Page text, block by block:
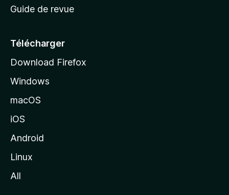
c
e
l
d
o
z
l
Guide de revue
Télécharger
Download Firefox
Windows
macOS
iOS
Android
Linux
All